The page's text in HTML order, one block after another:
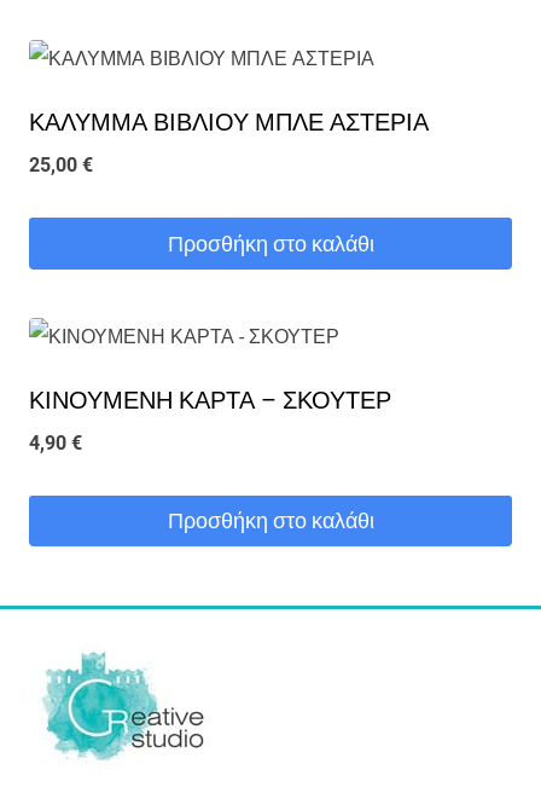
ΚΑΛΥΜΜΑ ΒΙΒΛΙΟΥ ΜΠΛΕ ΑΣΤΕΡΙΑ
25,00 €
Προσθήκη στο καλάθι
ΚΙΝΟΥΜΕΝΗ ΚΑΡΤΑ – ΣΚΟΥΤΕΡ
4,90 €
Προσθήκη στο καλάθι